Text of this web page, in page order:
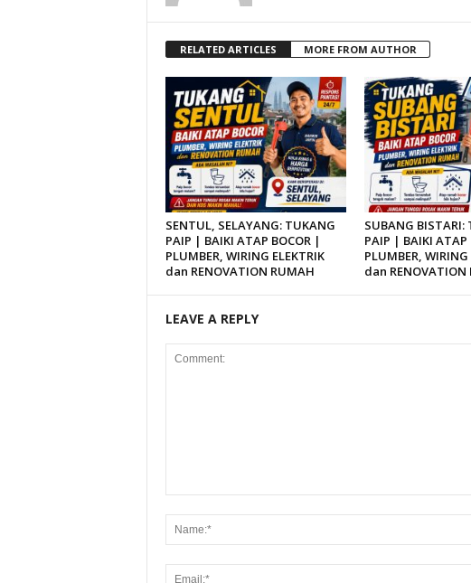
RELATED ARTICLES MORE FROM AUTHOR
SENTUL, SELAYANG: TUKANG
PAIP | BAIKI ATAP BOCOR |
PLUMBER, WIRING ELEKTRIK
dan RENOVATION RUMAH
SUBANG BISTARI:
PAIP | BAIKI ATAP
PLUMBER, WIRING
dan RENOVATION
LEAVE A REPLY